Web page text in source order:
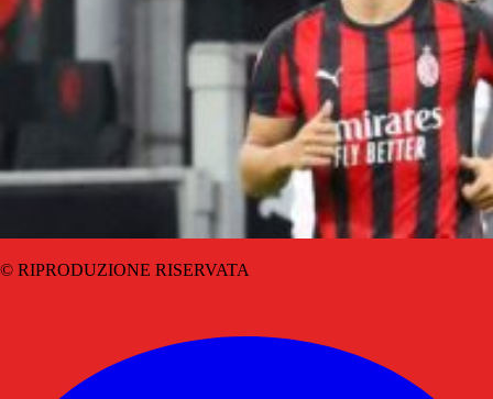
© RIPRODUZIONE RISERVATA